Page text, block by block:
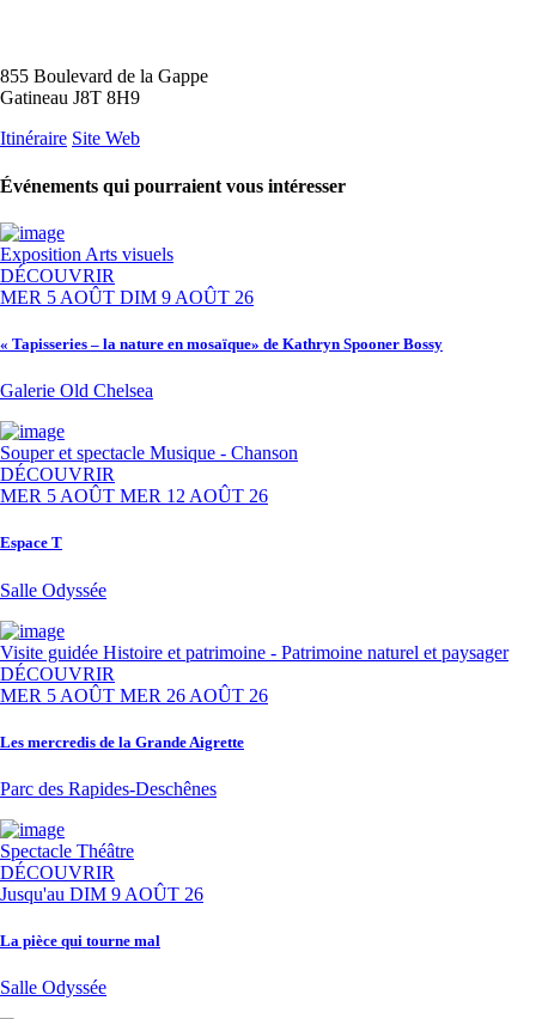
855 Boulevard de la Gappe
Gatineau J8T 8H9
Itinéraire Site Web
Événements qui pourraient vous intéresser
Exposition Arts visuels
DÉCOUVRIR
MER 5 AOÛT DIM 9 AOÛT 26
« Tapisseries – la nature en mosaïque» de Kathryn Spooner Bossy
Galerie Old Chelsea
Souper et spectacle Musique - Chanson
DÉCOUVRIR
MER 5 AOÛT MER 12 AOÛT 26
Espace T
Salle Odyssée
Visite guidée Histoire et patrimoine - Patrimoine naturel et paysager
DÉCOUVRIR
MER 5 AOÛT MER 26 AOÛT 26
Les mercredis de la Grande Aigrette
Parc des Rapides-Deschênes
Spectacle Théâtre
DÉCOUVRIR
Jusqu'au DIM 9 AOÛT 26
La pièce qui tourne mal
Salle Odyssée